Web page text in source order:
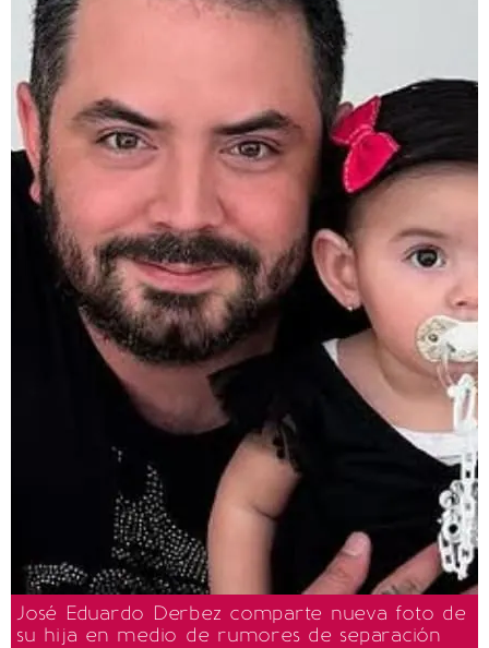
José Eduardo Derbez comparte nueva foto de
su hija en medio de rumores de separación